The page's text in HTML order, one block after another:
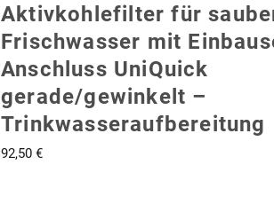
Aktivkohlefilter für
Frischwasser mit
Anschluss UniQuick
gerade/gewinkelt –
Trinkwasseraufbereitung
92,50 €